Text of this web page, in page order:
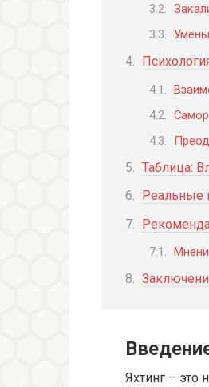
Таблица:
Реальные
Яхтинг – это